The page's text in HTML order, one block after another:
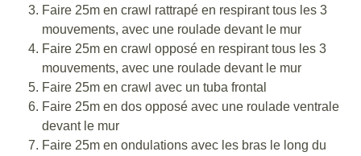
Faire 25m en crawl rattrapé en respirant tous les 3
mouvements, avec une roulade devant le mur
Faire 25m en crawl opposé en respirant tous les 3
mouvements, avec une roulade devant le mur
Faire 25m en crawl avec un tuba frontal
Faire 25m en dos opposé avec une roulade ventrale
devant le mur
Faire 25m en ondulations avec les bras le long du